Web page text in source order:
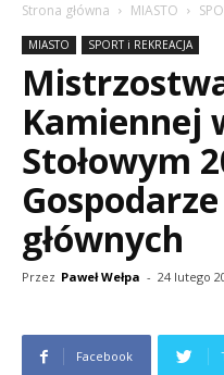
Strona główna MIASTO
MIASTO SPORT i REKREACJA
Kamiennej
Stołowym
głównych
Przez Paweł Wełpa - 24 lutego
Facebook